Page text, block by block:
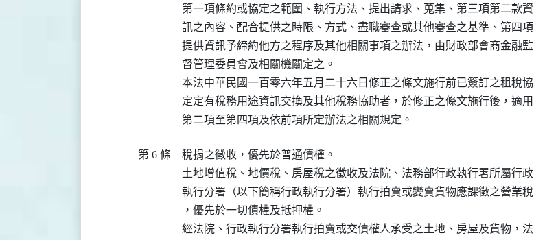
第一項條約或協定之範圍、執行方法、提出請求、蒐集、第三項第二款資
訊之內容、配合提供之時限、方式、盡職審查或其他審查之基準、第四項
提供資訊予締約他方之程序及其他相關事項之辦法，由財政部會商金融監
督管理委員會及相關機關定之。
本法中華民國一百零六年五月二十六日修正之條文施行前已簽訂之租稅協
定定有稅務用途資訊交換及其他稅務協助者，於修正之條文施行後，適用
第二項至第四項及依前項所定辦法之相關規定。
第 6 條
稅捐之徵收，優先於普通債權。
土地增值稅、地價稅、房屋稅之徵收及法院、法務部行政執行署所屬行政
執行分署（以下簡稱行政執行分署）執行拍賣或變賣貨物應課徵之營業稅
，優先於一切債權及抵押權。
經法院、行政執行分署執行拍賣或交債權人承受之土地、房屋及貨物，法